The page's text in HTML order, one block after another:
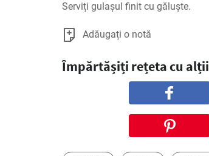
Serviți gulașul finit cu găluște.
Adăugați o notă
Împărtășiți rețeta cu alții